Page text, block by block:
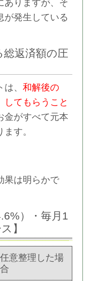
ありますが、そ
が発生している
返済額の圧
、 和解後の
してもらうこと
金がすべて元本
す。
果は明らかで
）・毎月1
】
任意整理した場
合